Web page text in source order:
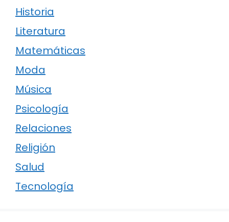
Historia
Literatura
Matemáticas
Moda
Música
Psicología
Relaciones
Religión
Salud
Tecnología